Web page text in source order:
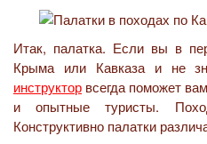
Итак, палатка. Если вы в
Крыма или Кавказа и не
инструктор всегда поможет
и опытные туристы.
Конструктивно палатки